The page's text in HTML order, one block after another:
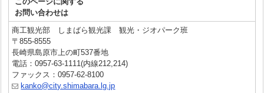
お問い合わせは
商工観光部 しまばら観光課 観光・ジオパーク班
〒855-8555
長崎県島原市上の町537番地
電話：0957-63-1111(内線212,214)
ファックス：0957-62-8100
kanko@city.shimabara.lg.jp